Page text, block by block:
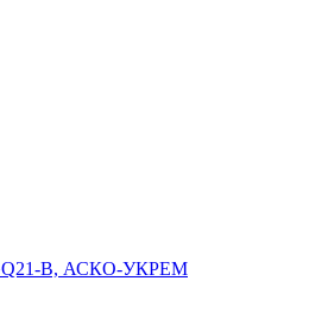
B, АСКО-УКРЕМ